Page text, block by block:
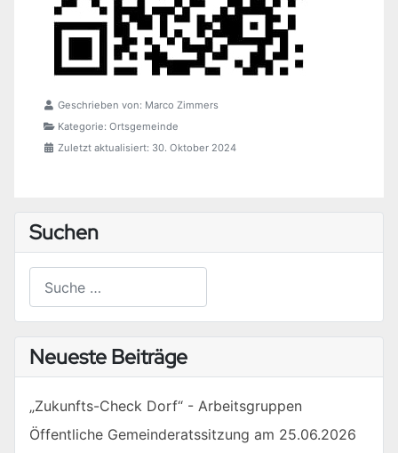
Geschrieben von: Marco Zimmers
Kategorie: Ortsgemeinde
Zuletzt aktualisiert: 30. Oktober 2024
Suchen
Type 2 or more characters for results.
Neueste Beiträge
„Zukunfts-Check Dorf“ - Arbeitsgruppen
Öffentliche Gemeinderatssitzung am 25.06.2026